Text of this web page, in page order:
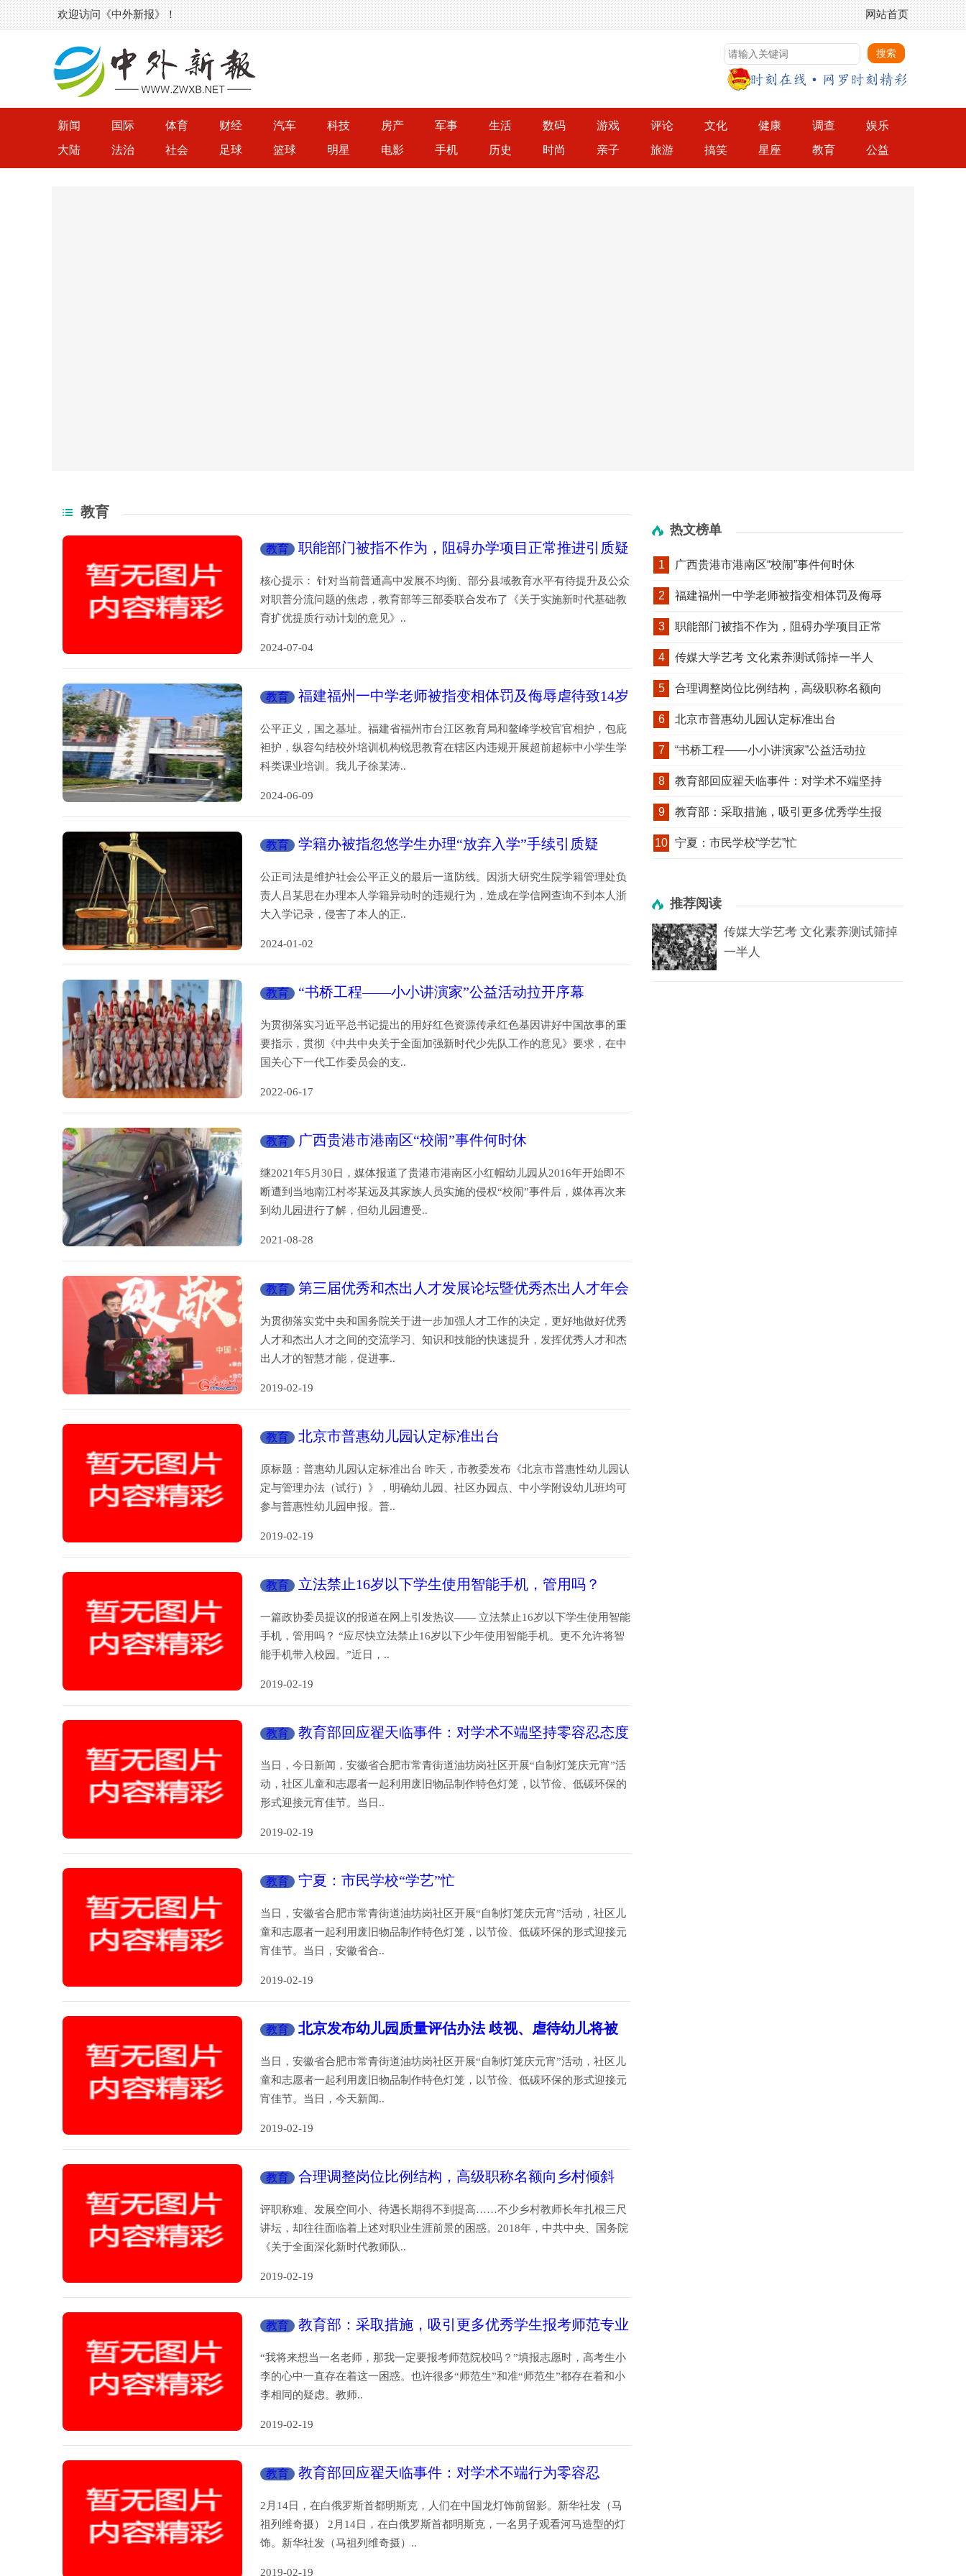
欢迎访问《中外新报》！ 网站首页
新闻 国际 体育 财经 汽车 科技 房产 军事 生活 数码 游戏 评论 文化 健康 调查
娱乐
大陆
法治 社会 足球 篮球 明星 电影 手机 历史 时尚 亲子 旅游 搞笑 星座 教育 公益
教育
教育 职能部门被指不作为，阻碍办学项目正常推进引质疑
核心提示： 针对当前普通高中发展不均衡、部分县域教育水平有待提升及公众
对职普分流问题的焦虑，教育部等三部委联合发布了《关于实施新时代基础教
育扩优提质行动计划的意见》..
2024-07-04
教育
福建福州一中学老师被指变相体罚及侮辱虐待致14岁
学生离奇身亡
公平正义，国之基址。福建省福州市台江区教育局和鳌峰学校官官相护，包庇
袒护，纵容勾结校外培训机构锐思教育在辖区内违规开展超前超标中小学生学
科类课业培训。我儿子徐某涛..
2024-06-09
教育 学籍办被指忽悠学生办理“放弃入学”手续引质疑
公正司法是维护社会公平正义的最后一道防线。因浙大研究生院学籍管理处负
责人吕某思在办理本人学籍异动时的违规行为，造成在学信网查询不到本人浙
大入学记录，侵害了本人的正..
2024-01-02
教育 “书桥工程——小小讲演家”公益活动拉开序幕
为贯彻落实习近平总书记提出的用好红色资源传承红色基因讲好中国故事的重
要指示，贯彻《中共中央关于全面加强新时代少先队工作的意见》要求，在中
国关心下一代工作委员会的支..
2022-06-17
教育 广西贵港市港南区“校闹”事件何时休
继2021年5月30日，媒体报道了贵港市港南区小红帽幼儿园从2016年开始即不
断遭到当地南江村岑某远及其家族人员实施的侵权“校闹”事件后，媒体再次来
到幼儿园进行了解，但幼儿园遭受..
2021-08-28
教育
第三届优秀和杰出人才发展论坛暨优秀杰出人才年会
在京举办
为贯彻落实党中央和国务院关于进一步加强人才工作的决定，更好地做好优秀
人才和杰出人才之间的交流学习、知识和技能的快速提升，发挥优秀人才和杰
出人才的智慧才能，促进事..
2019-02-19
教育 北京市普惠幼儿园认定标准出台
原标题：普惠幼儿园认定标准出台 昨天，市教委发布《北京市普惠性幼儿园认
定与管理办法（试行）》，明确幼儿园、社区办园点、中小学附设幼儿班均可
参与普惠性幼儿园申报。普..
2019-02-19
教育 立法禁止16岁以下学生使用智能手机，管用吗？
一篇政协委员提议的报道在网上引发热议—— 立法禁止16岁以下学生使用智能
手机，管用吗？ “应尽快立法禁止16岁以下少年使用智能手机。更不允许将智
能手机带入校园。”近日，..
2019-02-19
教育 教育部回应翟天临事件：对学术不端坚持零容忍态度
当日，今日新闻，安徽省合肥市常青街道油坊岗社区开展“自制灯笼庆元宵”活
动，社区儿童和志愿者一起利用废旧物品制作特色灯笼，以节俭、低碳环保的
形式迎接元宵佳节。当日..
2019-02-19
教育 宁夏：市民学校“学艺”忙
当日，安徽省合肥市常青街道油坊岗社区开展“自制灯笼庆元宵”活动，社区儿
童和志愿者一起利用废旧物品制作特色灯笼，以节俭、低碳环保的形式迎接元
宵佳节。当日，安徽省合..
2019-02-19
教育
北京发布幼儿园质量评估办法 歧视、虐待幼儿将被
降级
当日，安徽省合肥市常青街道油坊岗社区开展“自制灯笼庆元宵”活动，社区儿
童和志愿者一起利用废旧物品制作特色灯笼，以节俭、低碳环保的形式迎接元
宵佳节。当日，今天新闻..
2019-02-19
教育 合理调整岗位比例结构，高级职称名额向乡村倾斜
评职称难、发展空间小、待遇长期得不到提高……不少乡村教师长年扎根三尺
讲坛，却往往面临着上述对职业生涯前景的困惑。2018年，中共中央、国务院
《关于全面深化新时代教师队..
2019-02-19
教育 教育部：采取措施，吸引更多优秀学生报考师范专业
“我将来想当一名老师，那我一定要报考师范院校吗？”填报志愿时，高考生小
李的心中一直存在着这一困惑。也许很多“师范生”和准“师范生”都存在着和小
李相同的疑虑。教师..
2019-02-19
教育 教育部回应翟天临事件：对学术不端行为零容忍
2月14日，在白俄罗斯首都明斯克，人们在中国龙灯饰前留影。新华社发（马
祖列维奇摄） 2月14日，在白俄罗斯首都明斯克，一名男子观看河马造型的灯
饰。新华社发（马祖列维奇摄）..
2019-02-19
热文榜单
1 广西贵港市港南区“校闹”事件何时休
2 福建福州一中学老师被指变相体罚及侮辱
3 职能部门被指不作为，阻碍办学项目正常
4 传媒大学艺考 文化素养测试筛掉一半人
5 合理调整岗位比例结构，高级职称名额向
6 北京市普惠幼儿园认定标准出台
7 “书桥工程——小小讲演家”公益活动拉
8 教育部回应翟天临事件：对学术不端坚持
9 教育部：采取措施，吸引更多优秀学生报
10 宁夏：市民学校“学艺”忙
推荐阅读
传媒大学艺考 文化素养测试筛掉
一半人